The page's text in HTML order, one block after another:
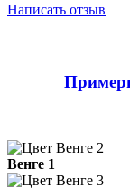
Написать отзыв
Венге 1